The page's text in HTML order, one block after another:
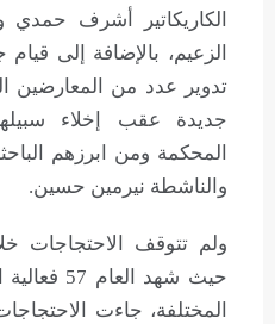
الكاريكاتير أشرف
الزعيم، بالإضافة إلى
تدوير عدد من المعارضين
جديدة عقب إخلاء
المحكمة ومن ابرزهم
والناشطة نيرمين حسين.
ولم تتوقف الاحتجاجات
حيث شهد
المختلفة، جاءت